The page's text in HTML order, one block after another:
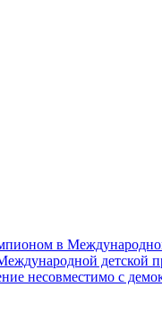
в
детской
несовместимо с